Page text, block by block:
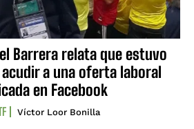
Barrera relata que estuvo
a una oferta laboral
en Facebook
Víctor Loor Bonilla